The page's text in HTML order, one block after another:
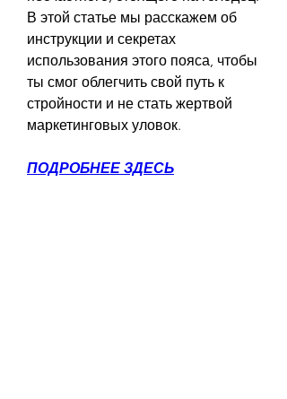
В этой статье мы расскажем об
инструкции и секретах
использования этого пояса, чтобы
ты смог облегчить свой путь к
стройности и не стать жертвой
маркетинговых уловок.
ПОДРОБНЕЕ ЗДЕСЬ